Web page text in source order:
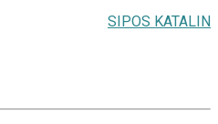
SIPOS KATALIN